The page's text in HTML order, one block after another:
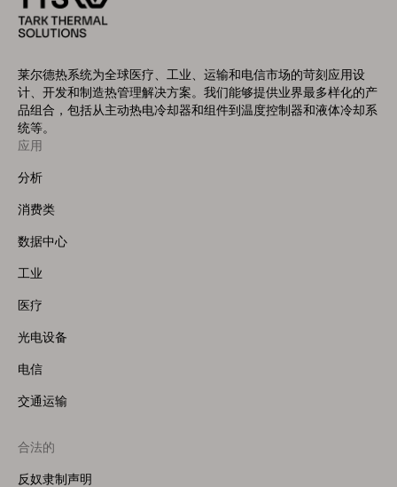
莱尔德热系统为全球医疗、工业、运输和电信市场的苛刻应用设
计、开发和制造热管理解决方案。我们能够提供业界最多样化的产
品组合，包括从主动热电冷却器和组件到温度控制器和液体冷却系
统等。
Footer
Menu
应用
分析
消费类
数据中心
工业
医疗
光电设备
电信
交通运输
合法的
反奴隶制声明